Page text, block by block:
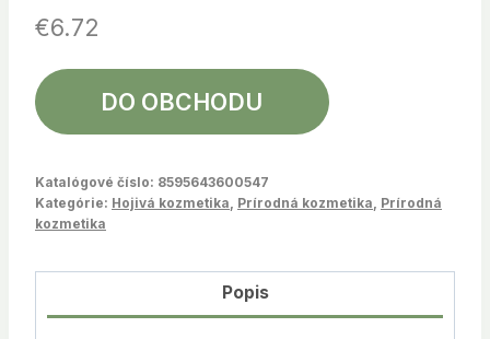
€6.72
DO OBCHODU
Katalógové číslo: 8595643600547
Kategórie: Hojivá kozmetika Prírodná kozmetika Prírodná
kozmetika
Popis